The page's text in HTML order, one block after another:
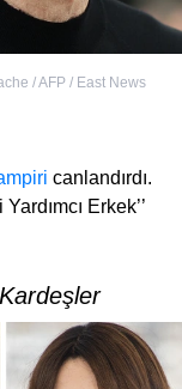
/ AFP / East News
canlandırdı.
Erkek’’
Kardeşler